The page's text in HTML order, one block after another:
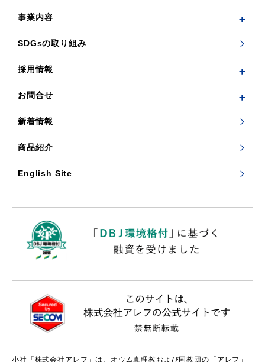
事業内容
SDGsの取り組み
採用情報
お問合せ
新着情報
商品紹介
English Site
小社「株式会社アレフ」は、オウム真理教および同教団の「アレフ」